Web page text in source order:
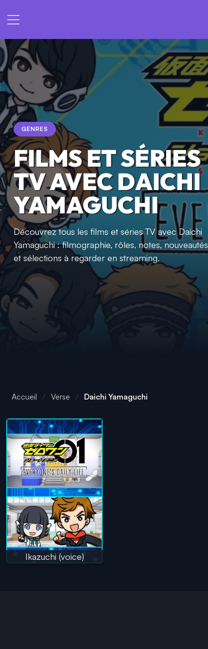
GENRES
FILMS ET SÉRIES
TV AVEC DAICHI
YAMAGUCHI
Découvrez tous les films et séries TV avec Daichi
Yamaguchi : filmographie, rôles, notes, nouveautés
et sélections à regarder en streaming.
Accueil Verse Daichi Yamaguchi
Ikazuchi (voice)